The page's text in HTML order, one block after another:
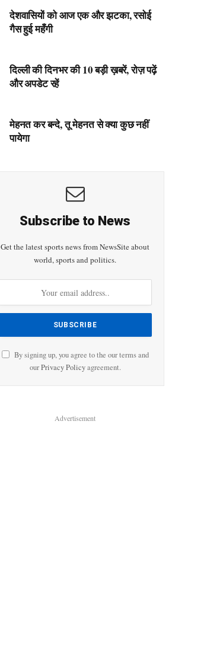
देशवासियों को आज एक और झटका, रसोई
गैस हुई महँगी
दिल्ली की दिनभर की 10 बड़ी ख़बरें, रोज़ पढ़ें
और अपडेट रहें
मेहनत कर बन्दे, तू मेहनत से क्या कुछ नहीं
पायेगा
Subscribe to News
Get the latest sports news from NewsSite about
world, sports and politics.
By signing up, you agree to the our terms and
ourPrivacy Policyagreement.
Advertisement